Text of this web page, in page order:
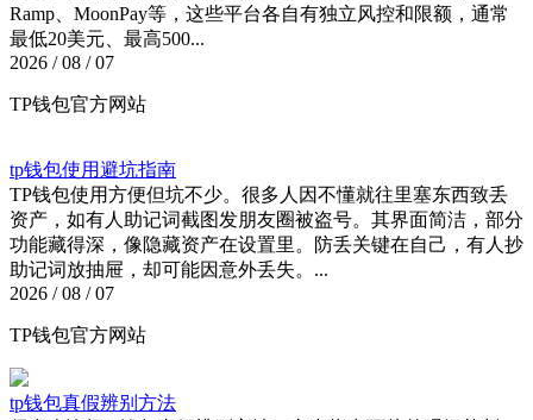
Ramp、MoonPay等，这些平台各自有独立风控和限额，通常
最低20美元、最高500...
2026 / 08 / 07
TP钱包官方网站
tp钱包使用避坑指南
TP钱包使用方便但坑不少。很多人因不懂就往里塞东西致丢
资产，如有人助记词截图发朋友圈被盗号。其界面简洁，部分
功能藏得深，像隐藏资产在设置里。防丢关键在自己，有人抄
助记词放抽屉，却可能因意外丢失。...
2026 / 08 / 07
TP钱包官方网站
tp钱包真假辨别方法